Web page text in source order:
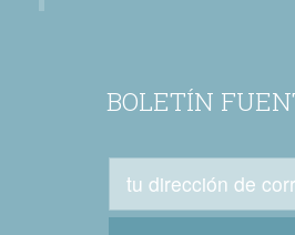
BOLETÍN